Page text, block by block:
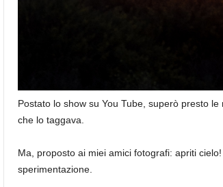
Postato lo show su You Tube, superò presto
che lo taggava.
Ma, proposto ai miei amici fotografi: apriti
sperimentazione.